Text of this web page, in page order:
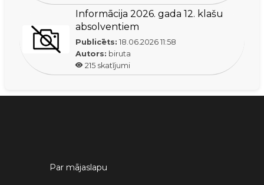
Informācija 2026. gada 12. klašu
absolventiem
Publicēts: 18.06.2026 11:58
Autors: biruta
215 skatījumi
Par mājaslapu